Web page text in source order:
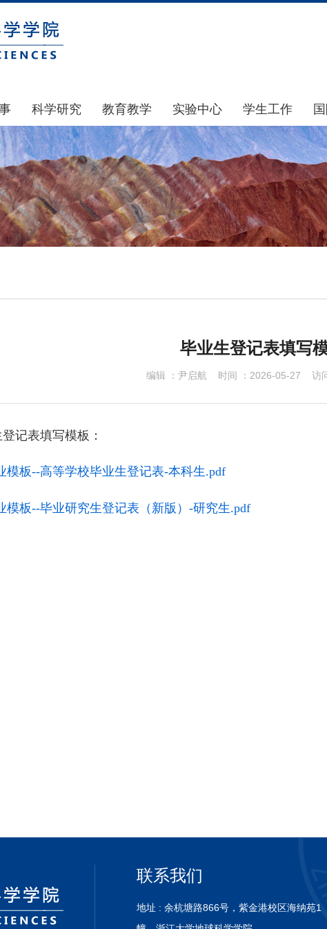
科学研究
国家基金
科研公示
通知公告
科研动态
政策文件
教育教学
本科生教育
研究生教育
实验中心
中心简介
中心动态
规章制度
实验室和仪器设备
大型仪器设备管理
学生工作
通知公告
风采展示
团学建设
奖助贷补
学生组织
毕业生登记表填写
编辑 ： 尹启航 时间 ： 2026-05-27 访
记表填写模板：
模板--高等学校毕业生登记表-本科生.pdf
模板--毕业研究生登记表（新版）-研究生.pdf
联系我们
地址 : 余杭塘路866号，紫金港校区海纳苑1